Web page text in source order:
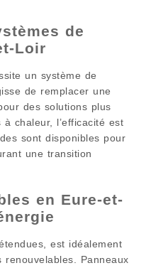
de
Loir
un système de
de remplacer une
des solutions plus
chaleur, l’efficacité est
sont disponibles pour
une transition
en Eure-et-
est idéalement
Panneaux